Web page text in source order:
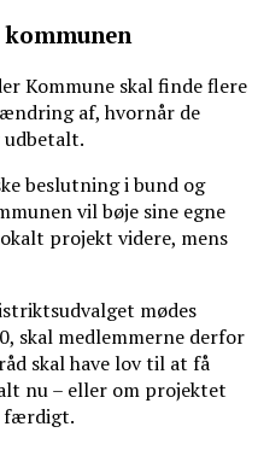
Kommune skal finde flere
af, hvornår de
udbetalt.
beslutning i bund og
vil bøje sine egne
projekt videre, mens
mødes
skal medlemmerne derfor
skal have lov til at få
nu – eller om projektet
færdigt.